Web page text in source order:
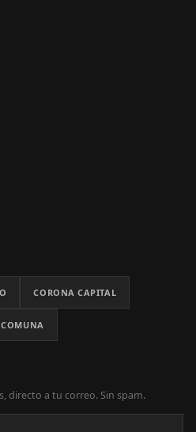
CORONA CAPITAL
COMUNA
directo a tu correo. Sin spam.